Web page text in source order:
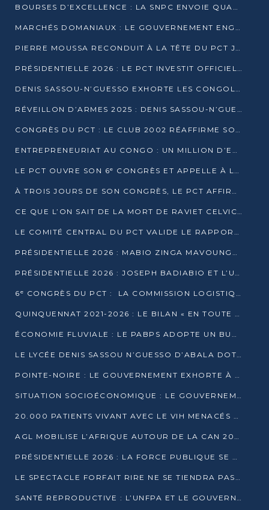
BOURSES D’EXCELLENCE : LA SNPC ENVOIE QUATRE NOUVEAUX TALENTS CONGOLAIS SE FORMER À BAKOU
MARCHÉS DOMANIAUX : LE GOUVERNEMENT ENGAGE LA STRUCTURATION DES TAXES D’ASSAINISSEMENT
PIERRE MOUSSA RECONDUIT À LA TÊTE DU PCT JUSQU’EN 2031
PRÉSIDENTIELLE 2026 : LE PCT INVESTIT OFFICIELLEMENT DENIS SASSOU NGUESSO
DENIS SASSOU-N’GUESSO EXHORTE LES CONGOLAIS À L’UNITÉ ET AU FAIR-PLAY DÉMOCRATIQUE EN 2026
RÉVEILLON D’ARMES 2025 : DENIS SASSOU-N’GUESSO GARANTIT DES ÉLECTIONS 2026 PAISIBLES ET SÉCURISÉES
CONGRÈS DU PCT : LE CLUB 2002 RÉAFFIRME SON SOUTIEN À DENIS SASSOU-N’GUESSO POUR 2026
ENTREPRENEURIAT AU CONGO : UN MILLION D’EUROS POUR FINANCER LES STARTUPS DÈS 2026
LE PCT OUVRE SON 6ᵉ CONGRÈS ET APPELLE À LA CANDIDATURE DE DENIS SASSOU NGUESSO
À TROIS JOURS DE SON CONGRÈS, LE PCT AFFIRME AVOIR ATTEINT TOUS SES OBJECTIFS
CE QUE L’ON SAIT DE LA MORT DE RAVIET CELVIC N’TSIANTSIE
LE COMITÉ CENTRAL DU PCT VALIDE LE RAPPORT DU CONGRÈS ET SOUTIENT DENIS SASSOU N’GUESSO
PRÉSIDENTIELLE 2026 : MABIO ZINGA MAVOUNGOU DÉCLARE SA CANDIDATURE ET CHARGE LE BILAN DU PCT
PRÉSIDENTIELLE 2026 : JOSEPH BADIABIO ET L’UDH-YUKI JOUENT LA PRUDENCE
6ᵉ CONGRÈS DU PCT : LA COMMISSION LOGISTIQUE ASSURE LA DISTRIBUTION DES KITS
QUINQUENNAT 2021-2026 : LE BILAN « EN TOUTE TRANSPARENCE » PRÉSENTÉ À LA PRESSE
ÉCONOMIE FLUVIALE : LE PABPS ADOPTE UN BUDGET 2026 DE PLUS DE 2,7 MILLIARDS FCFA
LE LYCÉE DENIS SASSOU N’GUESSO D’ABALA DOTÉ D’UNE SALLE MULTIMÉDIA
POINTE-NOIRE : LE GOUVERNEMENT EXHORTE À UN USAGE RESPONSABLE DU NOUVEAU MATÉRIEL MUNICIPAL
SITUATION SOCIOÉCONOMIQUE : LE GOUVERNEMENT INTERPELLÉ DEVANT LE SÉNAT
20.000 PATIENTS VIVANT AVEC LE VIH MENACÉS D’ARRÊT DE TRAITEMENT
AGL MOBILISE L’AFRIQUE AUTOUR DE LA CAN 2025
PRÉSIDENTIELLE 2026 : LA FORCE PUBLIQUE SE PRÉPARE À SÉCURISER LE SCRUTIN
LE SPECTACLE FORFAIT RIRE NE SE TIENDRA PAS LE 1ER JANVIER
SANTÉ REPRODUCTIVE : L’UNFPA ET LE GOUVERNEMENT AFFINENT LES PRIORITÉS DE 2026